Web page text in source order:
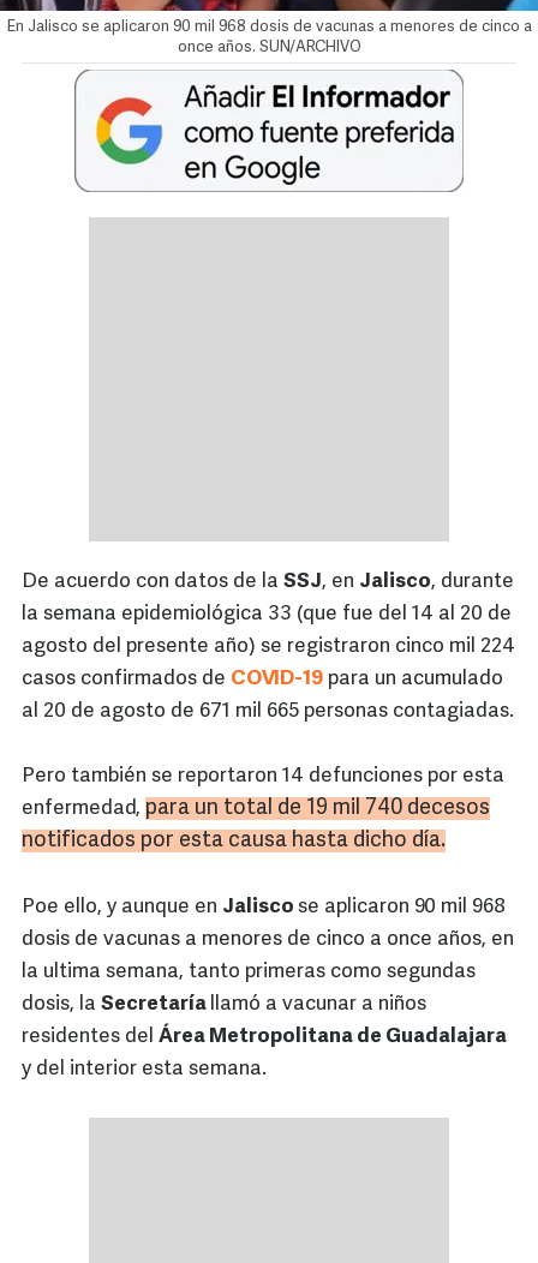
En Jalisco se aplicaron 90 mil 968 dosis de vacunas a menores de cinco a
once años. SUN/ARCHIVO
De acuerdo con datos de la SSJ, en Jalisco, durante
la semana epidemiológica 33 (que fue del 14 al 20 de
agosto del presente año) se registraron cinco mil 224
casos confirmados de COVID-19 para un acumulado
al 20 de agosto de 671 mil 665 personas contagiadas.
Pero también se reportaron 14 defunciones por esta
enfermedad, para un total de 19 mil 740 decesos
notificados por esta causa hasta dicho día.
Poe ello, y aunque en Jalisco se aplicaron 90 mil 968
dosis de vacunas a menores de cinco a once años, en
la ultima semana, tanto primeras como segundas
dosis, la Secretaría llamó a vacunar a niños
residentes del Área Metropolitana de Guadalajara
y del interior esta semana.